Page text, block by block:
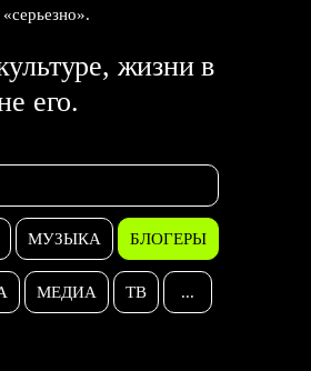
жизни в
его.
МУЗЫКА БЛОГЕРЫ
МЕДИА ТВ ...